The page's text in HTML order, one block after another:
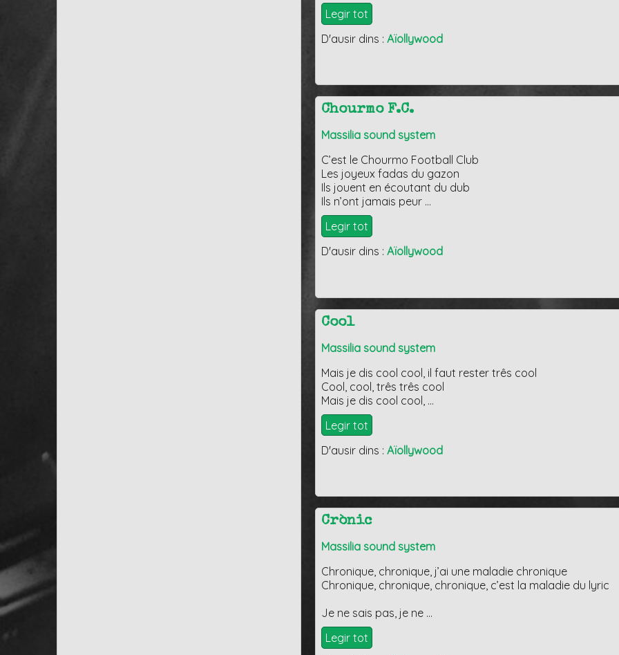
Legir tot
D'ausir dins :Aïollywood
Chourmo F.C.
Massilia sound system
C’est le Chourmo Football Club
Les joyeux fadas du gazon
Ils jouent en écoutant du dub
Ils n’ont jamais peur …
Legir tot
D'ausir dins :Aïollywood
Cool
Massilia sound system
Mais je dis cool cool, il faut rester três cool
Cool, cool, três três cool
Mais je dis cool cool, …
Legir tot
D'ausir dins :Aïollywood
Crònic
Massilia sound system
Chronique, chronique, j’ai une maladie chronique
Chronique, chronique, chronique, c’est la maladie du lyric
Je ne sais pas, je ne …
Legir tot